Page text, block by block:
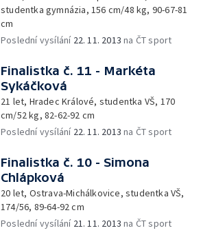
studentka gymnázia, 156 cm/48 kg, 90-67-81
cm
Poslední vysílání 22. 11. 2013 na ČT sport
Finalistka č. 11 - Markéta
Sykáčková
21 let, Hradec Králové, studentka VŠ, 170
cm/52 kg, 82-62-92 cm
Poslední vysílání 22. 11. 2013 na ČT sport
Finalistka č. 10 - Simona
Chlápková
20 let, Ostrava-Michálkovice, studentka VŠ,
174/56, 89-64-92 cm
Poslední vysílání 21. 11. 2013 na ČT sport